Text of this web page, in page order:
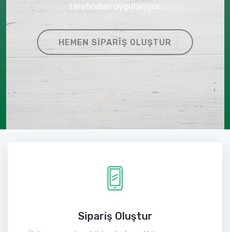
tarafından uygulanıyor.
HEMEN SIPARIŞ OLUŞTUR
Sipariş Oluştur